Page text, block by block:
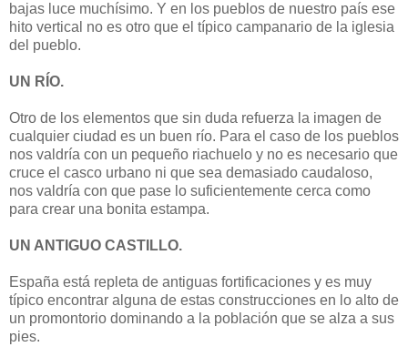
bajas luce muchísimo. Y en los pueblos de nuestro país ese
hito vertical no es otro que el típico campanario de la iglesia
del pueblo.
UN RÍO.
Otro de los elementos que sin duda refuerza la imagen de
cualquier ciudad es un buen río. Para el caso de los pueblos
nos valdría con un pequeño riachuelo y no es necesario que
cruce el casco urbano ni que sea demasiado caudaloso,
nos valdría con que pase lo suficientemente cerca como
para crear una bonita estampa.
UN ANTIGUO CASTILLO.
España está repleta de antiguas fortificaciones y es muy
típico encontrar alguna de estas construcciones en lo alto de
un promontorio dominando a la población que se alza a sus
pies.